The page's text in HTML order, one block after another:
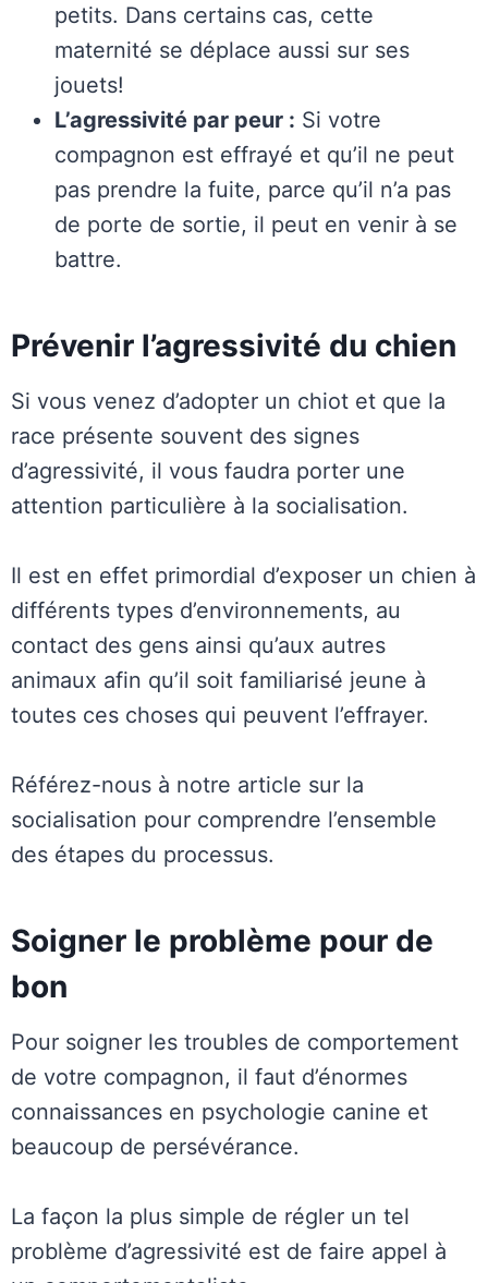
petits. Dans certains cas, cette
maternité se déplace aussi sur ses
jouets!
L’agressivité par peur : Si votre
compagnon est effrayé et qu’il ne peut
pas prendre la fuite, parce qu’il n’a pas
de porte de sortie, il peut en venir à se
battre.
Prévenir l’agressivité du chien
Si vous venez d’adopter un chiot et que la
race présente souvent des signes
d’agressivité, il vous faudra porter une
attention particulière à la socialisation.
Il est en effet primordial d’exposer un chien à
différents types d’environnements, au
contact des gens ainsi qu’aux autres
animaux afin qu’il soit familiarisé jeune à
toutes ces choses qui peuvent l’effrayer.
Référez-nous à notre article sur la
socialisation pour comprendre l’ensemble
des étapes du processus.
Soigner le problème pour de
bon
Pour soigner les troubles de comportement
de votre compagnon, il faut d’énormes
connaissances en psychologie canine et
beaucoup de persévérance.
La façon la plus simple de régler un tel
problème d’agressivité est de faire appel à